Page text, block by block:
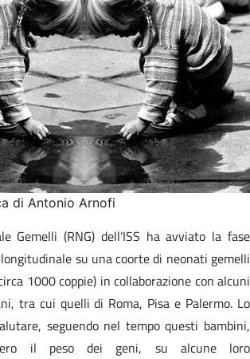
di Antonio Arnofi
Gemelli (RNG) dell’ISS ha avviato la fase
su una coorte di neonati gemelli
1000 coppie) in collaborazione con alcuni
tra cui quelli di Roma, Pisa e Palermo. Lo
seguendo nel tempo questi bambini,
il peso dei geni, su alcune loro